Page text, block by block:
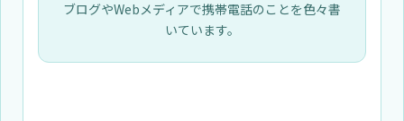
ブログやWebメディアで携帯電話のことを色々書
いています。